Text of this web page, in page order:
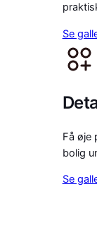
Se
Få øje
bolig
Se